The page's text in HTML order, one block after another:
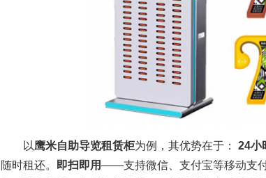
以鹰米自助导览租赁柜为例，其优势在于： 24小
随时租还。
即扫即用——支持微信、支付宝等移动支付